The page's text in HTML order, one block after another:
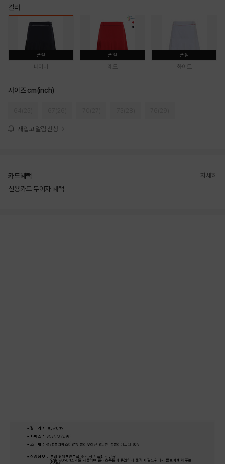
컬러
품절
네이비
품절
레드
품절
화이트
사이즈 cm(inch)
재입고 알림 신청
카드혜택
신용카드 무이자 혜택
자세히